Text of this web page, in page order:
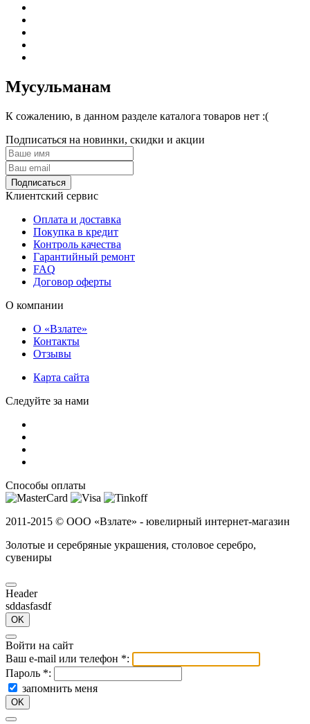
Мусульманам
К сожалению, в данном разделе каталога товаров нет :(
Подписаться на новинки, скидки и акции
Подписаться
Клиентский сервис
Оплата и доставка
Покупка в кредит
Контроль качества
Гарантийный ремонт
FAQ
Договор оферты
О компании
О «Взлате»
Контакты
Отзывы
Карта сайта
Следуйте за нами
Способы оплаты
2011-2015 © ООО «Взлате» - ювелирный интернет-магазин
Золотые и серебряные украшения, столовое серебро,
сувениры
Header
sddasfasdf
OK
Войти на сайт
Ваш e-mail или телефон *:
Пароль *:
запомнить меня
OK